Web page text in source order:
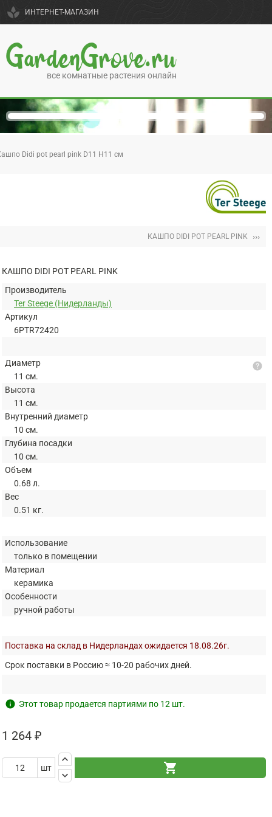
spa ИНТЕРНЕТ-МАГАЗИН
GardenGrove.ru
все комнатные растения онлайн
Didi pot pearl pink D11 H11 см
КАШПО DIDI POT PEARL PINK ›››
КАШПО DIDI POT PEARL PINK
Производитель
Ter Steege (Нидерланды)
Артикул
6PTR72420
Диаметр
11 см.
Высота
11 см.
Внутренний диаметр
10 см.
Глубина посадки
10 см.
Объем
0.68 л.
Вес
0.51 кг.
help
Использование
только в помещении
Материал
керамика
Особенности
ручной работы
Поставка на склад в Нидерландах ожидается 18.08.26г.
Срок поставки в Россию ≈ 10-20 рабочих дней.
info Этот товар продается партиями по 12 шт.
1 264 ₽
шт
keyboard_arrow_up
keyboard_arrow_down
shopping_cart